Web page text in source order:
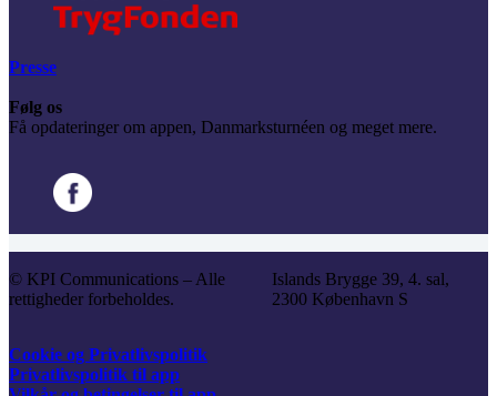
Presse
Følg os
Få opdateringer om appen, Danmarksturnéen og meget mere.
© KPI Communications – Alle
rettigheder forbeholdes.
Islands Brygge 39, 4. sal,
2300 København S
Cookie og Privatlivspolitik
Privatlivspolitik til app